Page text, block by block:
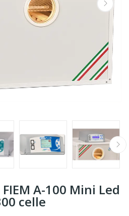
A-100 Mini Led
celle